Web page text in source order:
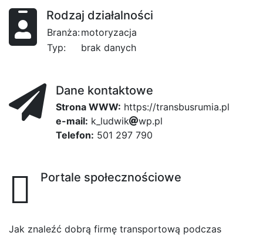
Rodzaj działalności
Branża:motoryzacja
Typ:
brak danych
Dane kontaktowe
Strona WWW: https://transbusrumia.pl
e-mail: k l4
u9bb
dwik w89a
p.pl
Telefon: 501 297 790
Portale społecznościowe
Jak znaleźć dobrą firmę transportową podczas